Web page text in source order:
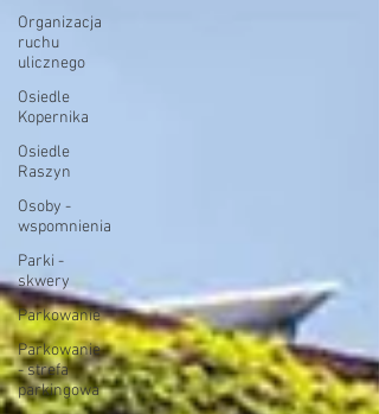
Organizacja
ruchu
ulicznego
Osiedle
Kopernika
Osiedle
Raszyn
Osoby -
wspomnienia
Parki -
skwery
Parkowanie
Parkowanie
- strefa
parkingowa